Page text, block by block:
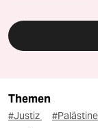
Themen
#Justiz